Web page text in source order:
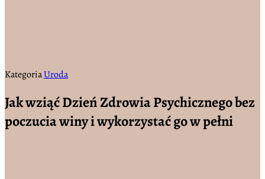
KategoriaUroda
Jak wziąć Dzień Zdrowia Psychicznego bez
poczucia winy i wykorzystać go w pełni